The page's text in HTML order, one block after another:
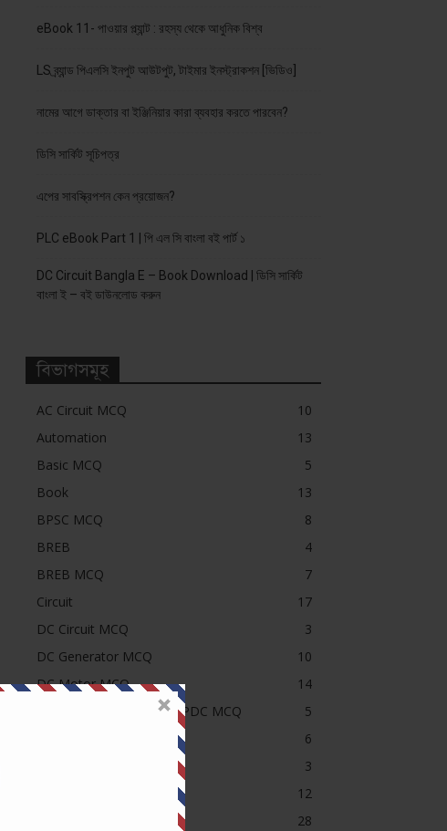
eBook 11- পাওয়ার প্ল্যান্ট : রহস্য থেকে আধুনিক বিশ্ব
LS ব্র্যান্ড পিএলসি ইনপুট আউটপুট, টাইমার ইনস্ট্রাকশন [ভিডিও]
নামের আগে ডাক্তার বা ইঞ্জিনিয়ার কারা ব্যবহার করতে পারবেন?
ডিসি সার্কিট সূচিপত্র
এপের সাবস্ক্রিপশন কেন প্রয়োজন?
PLC eBook Part 1 | পি এল সি বাংলা বই পার্ট ১
DC Circuit Bangla E – Book Download | ডিসি সার্কিট
বাংলা ই – বই ডাউনলোড করুন
বিভাগসমূহ
AC Circuit MCQ
10
Automation
13
Basic MCQ
5
Book
13
BPSC MCQ
8
BREB
4
BREB MCQ
7
Circuit
17
DC Circuit MCQ
3
DC Generator MCQ
10
DC Motor MCQ
14
DESCO, NESCO, PDB, DPDC MCQ
5
6
3
12
28